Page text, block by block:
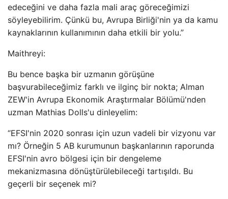
edeceğini ve daha fazla mali araç göreceğimizi
söyleyebilirim. Çünkü bu, Avrupa Birliği'nin ya da kamu
kaynaklarının kullanımının daha etkili bir yolu.”
Maithreyi:
Bu bence başka bir uzmanın görüşüne
başvurabileceğimiz farklı ve ilginç bir nokta; Alman
ZEW'in Avrupa Ekonomik Araştırmalar Bölümü'nden
uzman Mathias Dolls'u dinleyelim:
“EFSI'nin 2020 sonrası için uzun vadeli bir vizyonu var
mı? Örneğin 5 AB kurumunun başkanlarının raporunda
EFSI'nin avro bölgesi için bir dengeleme
mekanizmasına dönüştürülebileceği tartışıldı. Bu
geçerli bir seçenek mi?